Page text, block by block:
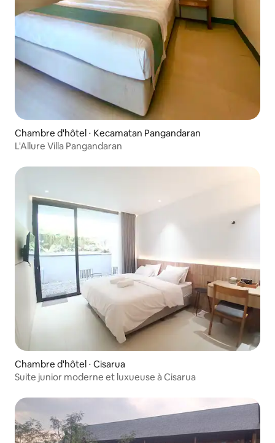
Chambre d'hôtel ⋅ Kecamatan Pangandaran
L'Allure Villa Pangandaran
Chambre d'hôtel ⋅ Cisarua
Suite junior moderne et luxueuse à Cisarua